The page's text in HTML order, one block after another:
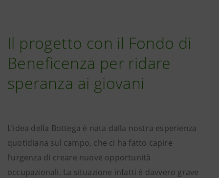
Il progetto con il Fondo di
Beneficenza per ridare
speranza ai giovani
L’idea della Bottega è nata dalla nostra esperienza
quotidiana sul campo, che ci ha fatto capire
l’urgenza di creare nuove opportunità
occupazionali. La situazione infatti è davvero grave